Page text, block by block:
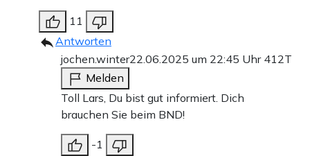
11
Antworten
jochen.winter22.06.2025 um 22:45 Uhr 412T
Melden
Toll Lars, Du bist gut informiert. Dich
brauchen Sie beim BND!
-1